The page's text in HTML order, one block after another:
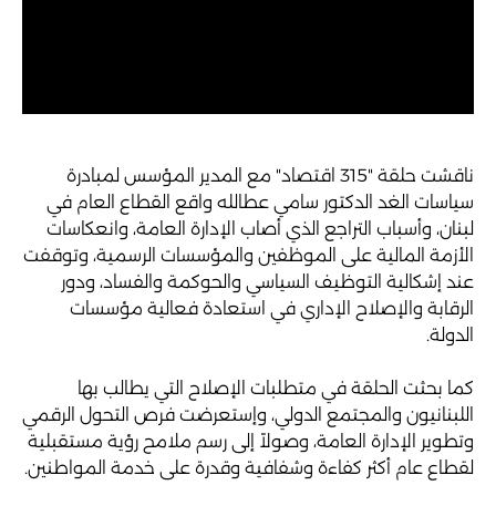
ناقشت حلقة "315 اقتصاد" مع المدير المؤسس لمبادرة
سياسات الغد الدكتور سامي عطالله واقع القطاع العام في
لبنان، وأسباب التراجع الذي أصاب الإدارة العامة، وانعكاسات
الأزمة المالية على الموظفين والمؤسسات الرسمية، وتوقفت
عند إشكالية التوظيف السياسي والحوكمة والفساد، ودور
الرقابة والإصلاح الإداري في استعادة فعالية مؤسسات
الدولة.
كما بحثت الحلقة في متطلبات الإصلاح التي يطالب بها
اللبنانيون والمجتمع الدولي، وإستعرضت فرص التحول الرقمي
وتطوير الإدارة العامة، وصولاً إلى رسم ملامح رؤية مستقبلية
لقطاع عام أكثر كفاءة وشفافية وقدرة على خدمة المواطنين.